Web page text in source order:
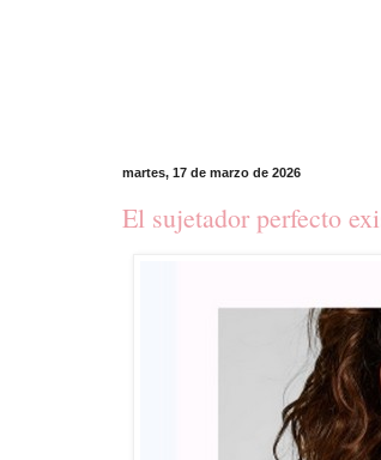
martes, 17 de marzo de 2026
El sujetador perfecto